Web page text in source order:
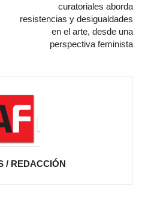
curatoriales aborda
resistencias y desigualdades
en el arte, desde una
perspectiva feminista
/ REDACCIÓN